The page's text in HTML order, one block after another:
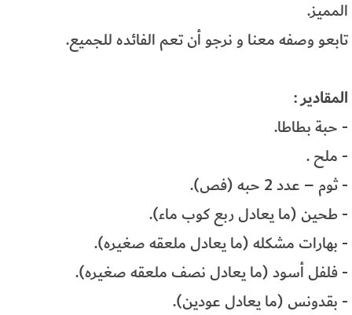
المميز.
تابعو وصفه معنا و نرجو أن تعم الفائده للجميع.
المقادير :
- حبة بطاطا.
- ملح .
- ثوم – عدد 2 حبه (فص).
- طحين (ما يعادل ربع كوب ماء).
- بهارات مشكله (ما يعادل ملعقه صغيره).
- فلفل أسود (ما يعادل نصف ملعقه صغيره).
- بقدونس (ما يعادل عودين).